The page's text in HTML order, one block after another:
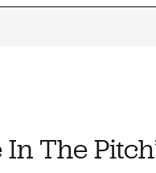
In The